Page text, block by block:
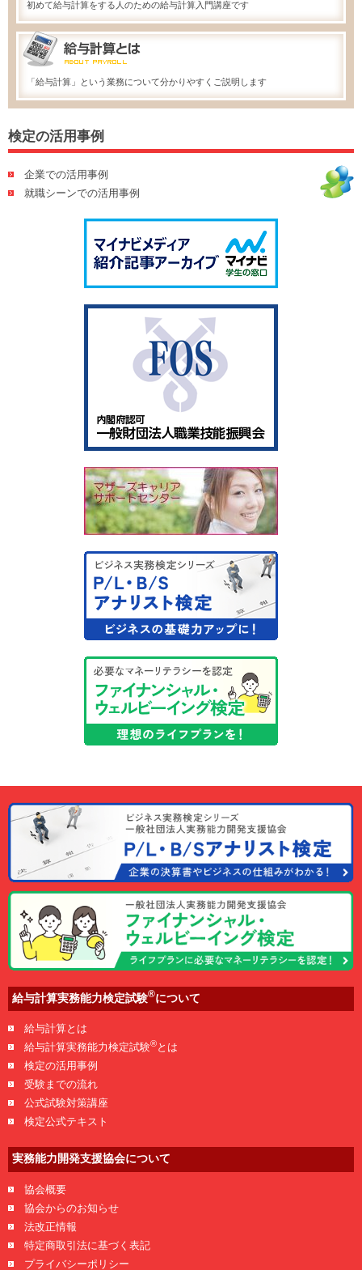
初めて給与計算をする人のための給与計算入門講座です
「給与計算」という業務について分かりやすくご説明します
検定の活用事例
企業での活用事例
就職シーンでの活用事例
給与計算実務能力検定試験®について
給与計算とは
給与計算実務能力検定試験®とは
検定の活用事例
受験までの流れ
公式試験対策講座
検定公式テキスト
実務能力開発支援協会について
協会概要
協会からのお知らせ
法改正情報
特定商取引法に基づく表記
プライバシーポリシー